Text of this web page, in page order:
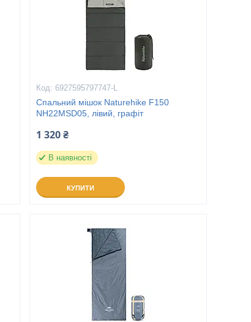
6927595797747-L
Спальний мішок Naturehike F150
NH22MSD05, лівий, графіт
1 320 ₴
В наявності
КУПИТИ